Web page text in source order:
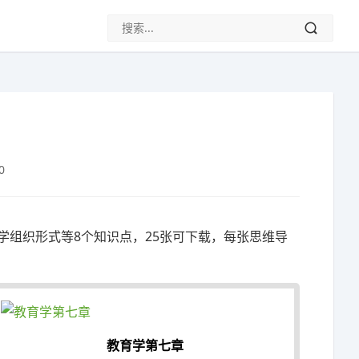
织形式等8个知识点，25张可下载，每张思维导
教育学第七章